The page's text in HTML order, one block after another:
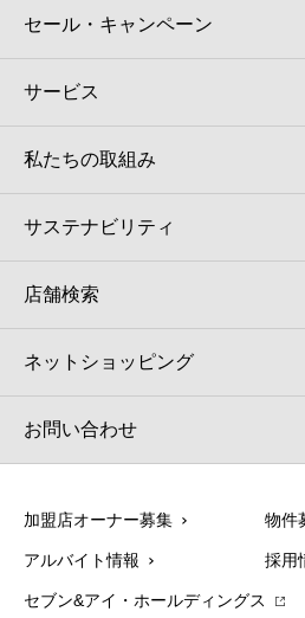
パウダースペース ラブン（店舗限定）
ソフトバンクギフト
セール・キャンペーン
サービス
私たちの取組み
サステナビリティ
店舗検索
ネットショッピング
お問い合わせ
加盟店オーナー募集 物件
アルバイト情報 採用
セブン&アイ・ホールディングス